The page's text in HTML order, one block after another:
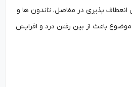
پذیری در مفاصل، تاندون ها و
باعث از بین رفتن درد و افرایش